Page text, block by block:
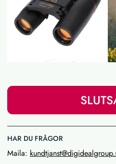
HAR DU FRÅGOR
Maila: